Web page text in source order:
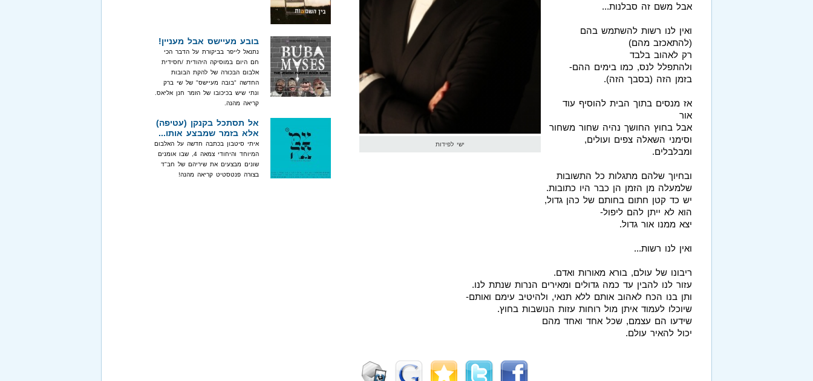
ישי לפידות
אבל משם זה סבלנות...
ואין לנו רשות להשתמש בהם
(להתאכזב מהם)
רק לאהוב בלבד
ולהתפלל לנס, כמו בימים ההם-
בזמן הזה (בסבך הזה).
אז מנסים בתוך הבית להוסיף עוד
אור
אבל בחוץ החושך נהיה שחור משחור
וסימני השאלה צפים ועולים,
ומבלבלים.
ובחיוך שלהם מתגלות כל התשובות
שלמעלה מן הזמן הן כבר היו כתובות.
יש כד קטן חתום בחותם של כהן גדול,
הוא לא ייתן להם ליפול-
יצא ממנו אור גדול.
ואין לנו רשות...
ריבונו של עולם, בורא מאורות ואדם.
עזור לנו להבין עד כמה גדולים ומאירים הנרות שנתת לנו.
ותן בנו הכח לאהוב אותם ללא תנאי, ולהיטיב עימם ואותם-
שיוכלו לעמוד איתן מול רוחות עזות הנושבות בחוץ.
שידעו הם עצמם, שכל אחד ואחד מהם
יכול להאיר עולם.
בובע מעיישס אבל מעניין!
נתנאל לייפר בביקורת על הדבר הכי
חם היום במוסיקה היהודית /חסידית
אלבום הבכורה של להקת הבובות
החדשה "בובה מעיישס" של שי ברק
ונתי שיש בכיכובו של הזמר חנן אליאס.
קריאה מהנה.
אל תסתכל בקנקן (עטיפה)
אלא בזמר שמבצע אותו...
איתי סיטבון בכתבה חדשה על האלבום
המיוחד והיחודי צמאה 4, שבו אומנים
שונים מבצעים את שיריהם של חב"ד
בצורה פנטסטיט קריאה מהנה!